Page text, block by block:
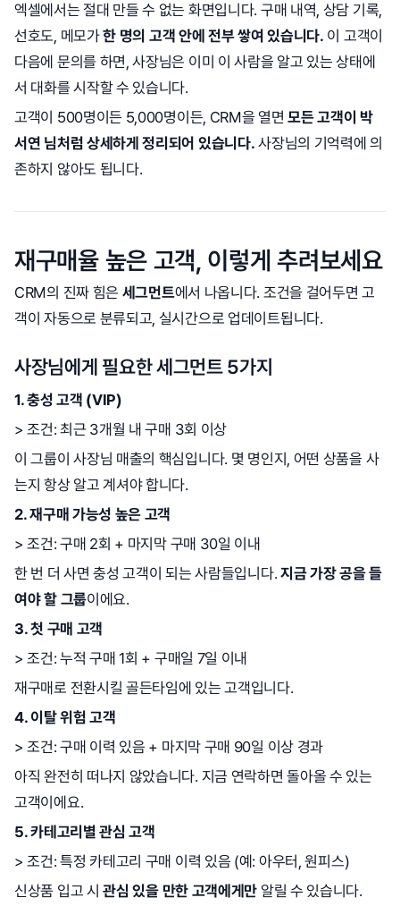
엑셀에서는 절대 만들 수 없는 화면입니다. 구매 내역, 상담 기록,
선호도, 메모가한 명의 고객 안에 전부 쌓여 있습니다. 이 고객이
다음에 문의를 하면, 사장님은 이미 이 사람을 알고 있는 상태에
서 대화를 시작할 수 있습니다.
고객이 500명이든 5,000명이든, CRM을 열면모든 고객이 박
서연 님처럼 상세하게 정리되어 있습니다. 사장님의 기억력에 의
존하지 않아도 됩니다.
재구매율 높은 고객, 이렇게 추려보세요
CRM의 진짜 힘은 세그먼트에서 나옵니다. 조건을 걸어두면 고
객이 자동으로 분류되고, 실시간으로 업데이트됩니다.
사장님에게 필요한 세그먼트 5가지
1. 충성 고객 (VIP)
> 조건: 최근 3개월 내 구매 3회 이상
이 그룹이 사장님 매출의 핵심입니다. 몇 명인지, 어떤 상품을 사
는지 항상 알고 계셔야 합니다.
2. 재구매 가능성 높은 고객
> 조건: 구매 2회 + 마지막 구매 30일 이내
한 번 더 사면 충성 고객이 되는 사람들입니다. 지금 가장 공을 들
여야 할 그룹이에요.
3. 첫 구매 고객
> 조건: 누적 구매 1회 + 구매일 7일 이내
재구매로 전환시킬 골든타임에 있는 고객입니다.
4. 이탈 위험 고객
> 조건: 구매 이력 있음 + 마지막 구매 90일 이상 경과
아직 완전히 떠나지 않았습니다. 지금 연락하면 돌아올 수 있는
고객이에요.
5. 카테고리별 관심 고객
> 조건: 특정 카테고리 구매 이력 있음 (예: 아우터, 원피스)
신상품 입고 시관심 있을 만한 고객에게만 알릴 수 있습니다.